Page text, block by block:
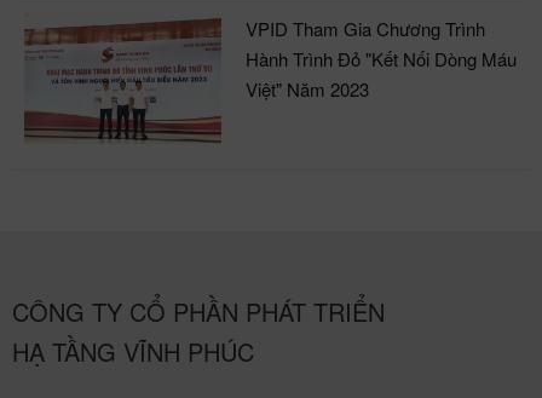
VPID Tham Gia Chương Trình
Hành Trình Đỏ "Kết Nối Dòng Máu
Việt" Năm 2023
CÔNG TY CỔ PHẦN PHÁT TRIỂN
HẠ TẦNG VĨNH PHÚC